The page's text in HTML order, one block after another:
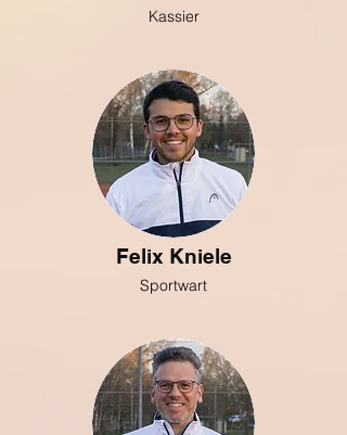
Kassier
Felix Kniele
Sportwart